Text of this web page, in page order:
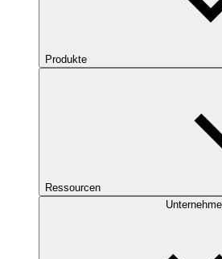
Produkte
Ressourcen